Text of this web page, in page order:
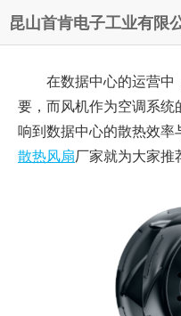
昆山首肯电子工业有限
在数据中心的运营中
要，而风机作为空调系
响到数据中心的散热效
散热风扇厂家就为大家推